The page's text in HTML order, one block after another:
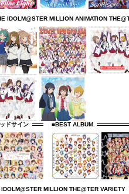
IDOLM@STER MILLION ANIMATION
ドサイン ■BEST ALBUM
MILLION THE@TER VARIETY